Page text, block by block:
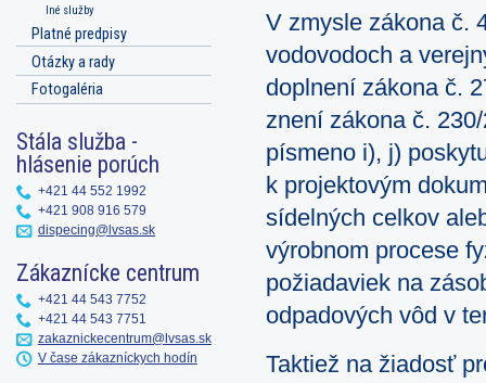
V zmysle zákona č.
vodovodoch a
doplnení zákona č.
znení zákona č.
písmeno i), j)
k projektovým
sídelných celkov
výrobnom procese
požiadaviek na
odpadových vôd v
Taktiež na žiadosť
Iné služby
Platné predpisy
Otázky a rady
Fotogaléria
Stála služba -
hlásenie porúch
+421 44 552 1992
+421 908 916 579
dispecing@lvsas.sk
Zákaznícke centrum
+421 44 543 7752
+421 44 543 7751
zakaznickecentrum@lvsas.sk
V čase zákazníckych hodín